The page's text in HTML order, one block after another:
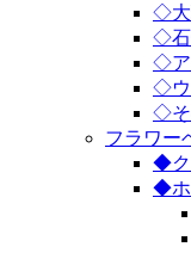
◇大
◇石
◇ア
◇ウ
◇そ
フラワー
◆ク
◆ホ